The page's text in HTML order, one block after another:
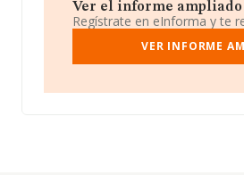
Ver el informe ampliado
Regístrate en eInforma y te
VER INFORME